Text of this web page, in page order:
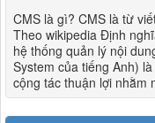
CMS là gì? CMS là từ
Theo wikipedia Định
hệ thống quản lý nội
System của tiếng Anh)
cộng tác thuận lợi nhằm